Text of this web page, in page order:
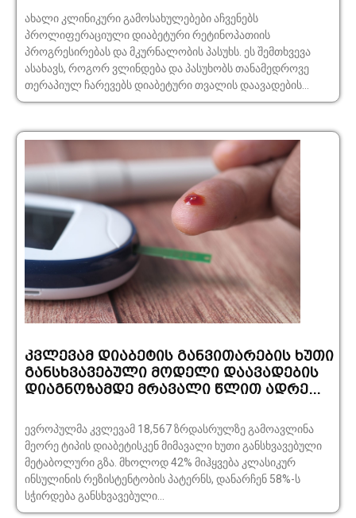
ახალი კლინიკური გამოსახულებები აჩვენებს
პროლიფერაციული დიაბეტური რეტინოპათიის
პროგრესირებას და მკურნალობის პასუხს. ეს შემთხვევა
ასახავს, როგორ ვლინდება და პასუხობს თანამედროვე
თერაპიულ ჩარევებს დიაბეტური თვალის დაავადების...
კვლევამ დიაბეტის განვითარების ხუთი
განსხვავებული მოდელი დაავადების
დიაგნოზამდე მრავალი წლით ადრე...
ევროპულმა კვლევამ 18,567 ზრდასრულზე გამოავლინა
მეორე ტიპის დიაბეტისკენ მიმავალი ხუთი განსხვავებული
მეტაბოლური გზა. მხოლოდ 42% მიჰყვება კლასიკურ
ინსულინის რეზისტენტობის პატერნს, დანარჩენ 58%-ს
სჭირდება განსხვავებული...